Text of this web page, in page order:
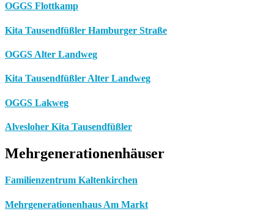
OGGS Flottkamp
Kita Tausendfüßler Hamburger Straße
OGGS Alter Landweg
Kita Tausendfüßler Alter Landweg
OGGS Lakweg
Alvesloher Kita Tausendfüßler
Mehrgenerationenhäuser
Familienzentrum Kaltenkirchen
Mehrgenerationenhaus Am Markt